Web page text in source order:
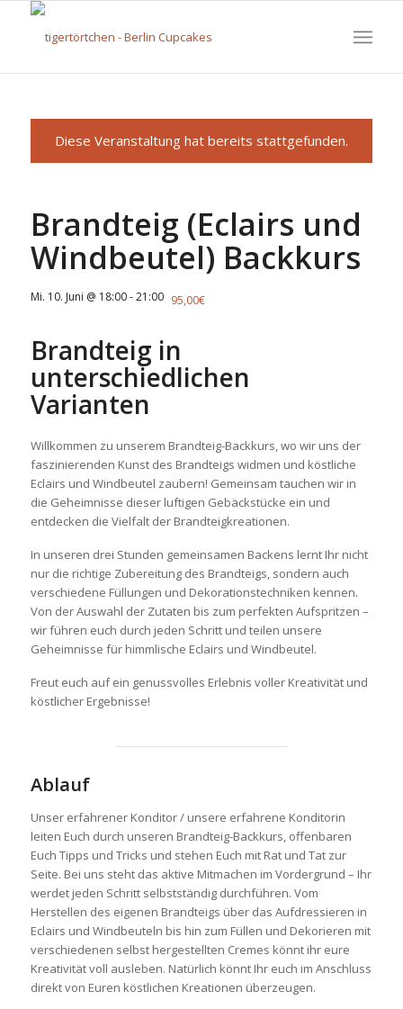
Diese Veranstaltung hat bereits stattgefunden.
Brandteig (Eclairs und
Windbeutel) Backkurs
Mi. 10. Juni @ 18:00-21:00 95,00€
Brandteig in
unterschiedlichen
Varianten
Willkommen zu unserem Brandteig-Backkurs, wo wir uns der
faszinierenden Kunst des Brandteigs widmen und köstliche
Eclairs und Windbeutel zaubern! Gemeinsam tauchen wir in
die Geheimnisse dieser luftigen Gebäckstücke ein und
entdecken die Vielfalt der Brandteigkreationen.
In unseren drei Stunden gemeinsamen Backens lernt Ihr nicht
nur die richtige Zubereitung des Brandteigs, sondern auch
verschiedene Füllungen und Dekorationstechniken kennen.
Von der Auswahl der Zutaten bis zum perfekten Aufspritzen –
wir führen euch durch jeden Schritt und teilen unsere
Geheimnisse für himmlische Eclairs und Windbeutel.
Freut euch auf ein genussvolles Erlebnis voller Kreativität und
köstlicher Ergebnisse!
Ablauf
Unser erfahrener Konditor / unsere erfahrene Konditorin
leiten Euch durch unseren Brandteig-Backkurs, offenbaren
Euch Tipps und Tricks und stehen Euch mit Rat und Tat zur
Seite. Bei uns steht das aktive Mitmachen im Vordergrund – Ihr
werdet jeden Schritt selbstständig durchführen. Vom
Herstellen des eigenen Brandteigs über das Aufdressieren in
Eclairs und Windbeuteln bis hin zum Füllen und Dekorieren mit
verschiedenen selbst hergestellten Cremes könnt ihr eure
Kreativität voll ausleben. Natürlich könnt Ihr euch im Anschluss
direkt von Euren köstlichen Kreationen überzeugen.